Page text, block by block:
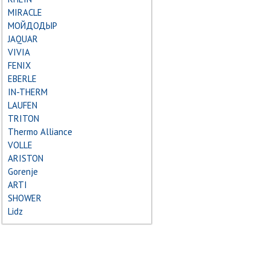
MIRACLE
МОЙДОДЫР
JAQUAR
VIVIA
FENIX
EBERLE
IN-THERM
LAUFEN
TRITON
Thermo Alliance
VOLLE
ARISTON
Gorenje
ARTI
SHOWER
Lidz